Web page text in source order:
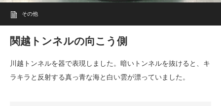
その他
関越トンネルの向こう側
川越トンネルを器で表現しました。暗いトンネルを抜けると、キ
ラキラと反射する真っ青な海と白い雲が漂っていました。